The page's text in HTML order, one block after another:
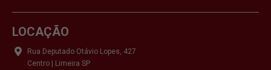
LOCAÇÃO
Rua Deputado Otávio Lopes, 427
Centro | Limeira SP